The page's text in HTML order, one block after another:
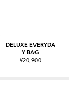
DELUXE EVERYDA
Y BAG
¥20,900